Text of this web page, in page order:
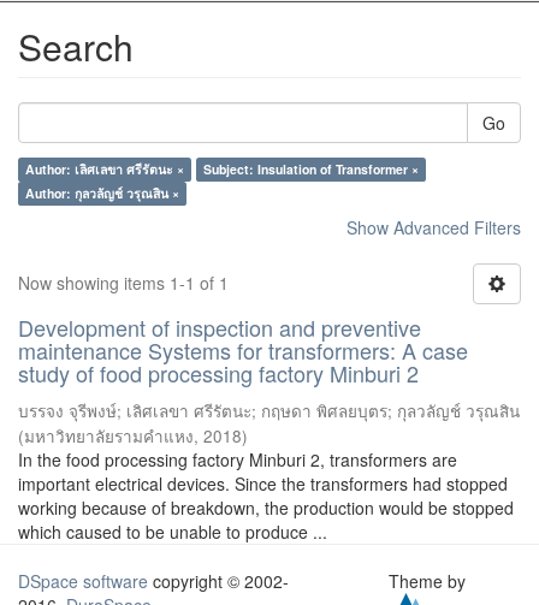
Search
Go
Author: เลิศเลขา ศรีรัตนะ ×
Subject: Insulation of Transformer ×
Author: กุลวลัญช์ วรุณสิน ×
Show Advanced Filters
Now showing items 1-1 of 1
Development of inspection and preventive
maintenance Systems for transformers: A case
study of food processing factory Minburi 2
บรรจง จุรีพงษ์; เลิศเลขา ศรีรัตนะ; กฤษดา พิศลยบุตร; กุลวลัญช์ วรุณสิน
(มหาวิทยาลัยรามคำแหง, 2018)
In the food processing factory Minburi 2, transformers are
important electrical devices. Since the transformers had stopped
working because of breakdown, the production would be stopped
which caused to be unable to produce ...
DSpace software copyright © 2002-
Theme by